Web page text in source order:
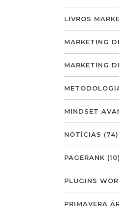
LIVROS
MARKETING
MARKETING
MINDSET
NOTÍCIAS (74)
PAGERANK (10)
PLUGINS
PRIMAVERA